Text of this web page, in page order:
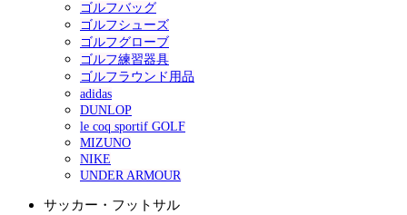
ゴルフバッグ
ゴルフシューズ
ゴルフグローブ
ゴルフ練習器具
ゴルフラウンド用品
adidas
DUNLOP
le coq sportif GOLF
MIZUNO
NIKE
UNDER ARMOUR
サッカー・フットサル